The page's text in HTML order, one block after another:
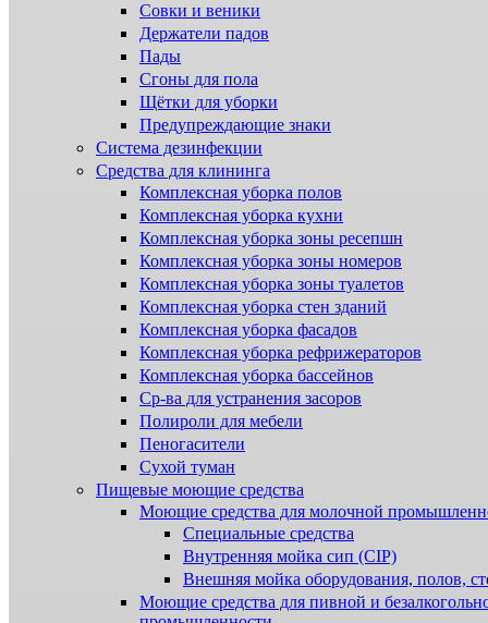
Совки и веники
Держатели падов
Пады
Сгоны для пола
Щётки для уборки
Предупреждающие знаки
Система дезинфекции
Cредства для клининга
Комплексная уборка полов
Комплексная уборка кухни
Комплексная уборка зоны ресепшн
Комплексная уборка зоны номеров
Комплексная уборка зоны туалетов
Комплексная уборка стен зданий
Комплексная уборка фасадов
Комплексная уборка рефрижераторов
Комплексная уборка бассейнов
Ср-ва для устранения засоров
Полироли для мебели
Пеногасители
Сухой туман
Пищевые моющие средства
Моющие средства для молочной
Специальные средства
Внутренняя мойка сип (CIP)
Внешняя мойка оборудования, полов,
Моющие средства для пивной и